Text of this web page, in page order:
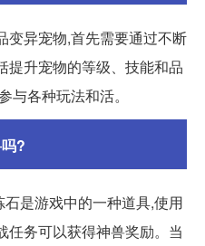
变异宠物,首先需要通过不断
提升宠物的等级、技能和品
与各种玩法和活。
?
是游戏中的一种道具,使用
任务可以获得神兽奖励。当